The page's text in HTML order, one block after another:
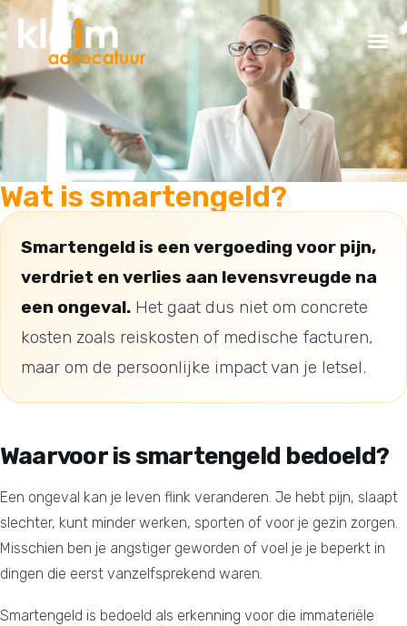
Wat is smartengeld?
Smartengeld is een vergoeding voor pijn,
verdriet en verlies aan levensvreugde na
een ongeval. Het gaat dus niet om concrete
kosten zoals reiskosten of medische facturen,
maar om de persoonlijke impact van je letsel.
Waarvoor is smartengeld bedoeld?
Een ongeval kan je leven flink veranderen. Je hebt pijn, slaapt
slechter, kunt minder werken, sporten of voor je gezin zorgen.
Misschien ben je angstiger geworden of voel je je beperkt in
dingen die eerst vanzelfsprekend waren.
Smartengeld is bedoeld als erkenning voor die immateriële